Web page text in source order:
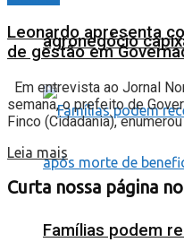
agronegócio
Famílias podem
Leonardo apresenta
de gestão em
Em entrevista ao Jornal
semana, o prefeito de
Finco (Cidadania), enumerou
Leia mais
Curta nossa página